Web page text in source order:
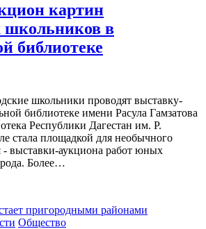
картин
школьников в
библиотеке
школьники проводят выставку-
библиотеке имени Расула Гамзатова
Республики Дагестан им. Р.
стала площадкой для необычного
- выставки-аукциона работ юных
Более…
Общество